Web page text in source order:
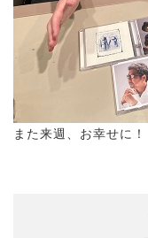
また来週、お幸せに！